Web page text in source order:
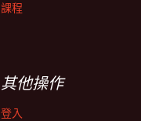
課程
其他操作
登入